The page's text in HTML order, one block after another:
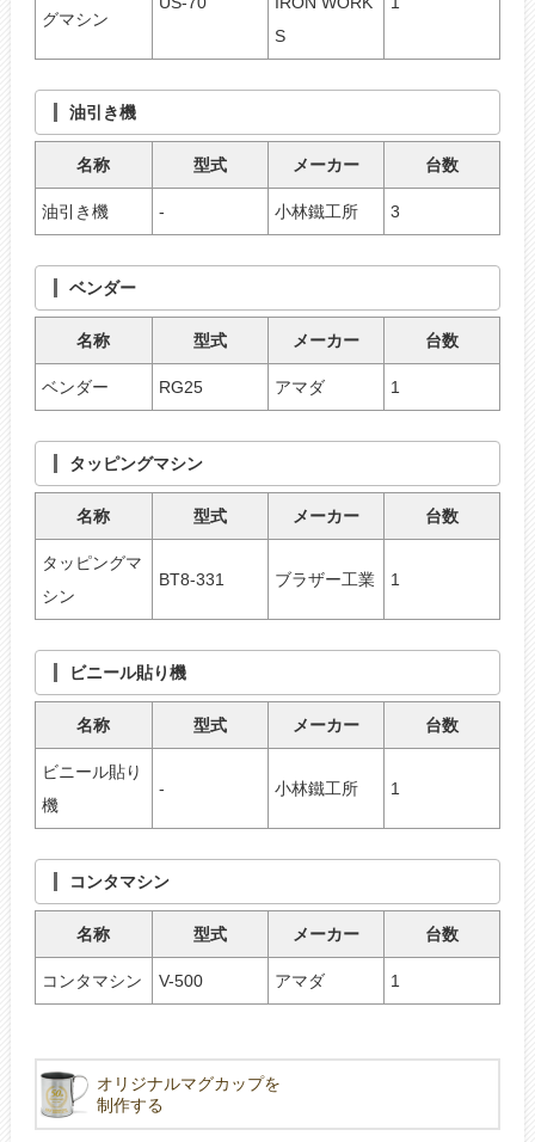
グマシン
S
油引き機
名称 型式 メーカー 台数
油引き機 - 小林鐵工所 3
ベンダー
名称 型式 メーカー 台数
ベンダー RG25 アマダ 1
タッピングマシン
名称 型式 メーカー 台数
タッピングマ
シン
BT8-331 ブラザー工業 1
ビニール貼り機
名称 型式 メーカー 台数
ビニール貼り
機
- 小林鐵工所 1
コンタマシン
名称 型式 メーカー 台数
コンタマシン V-500 アマダ 1
オリジナルマグカップを
制作する